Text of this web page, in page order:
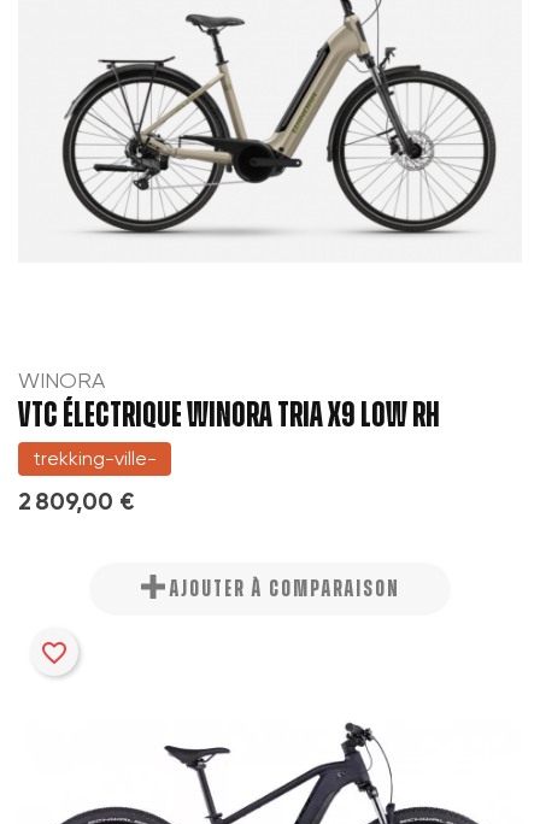
WINORA
VTC électrique WINORA TRIA X9 LOW RH
trekking-ville-
2 809,00 €
AJOUTER À COMPARAISON
favorite_border